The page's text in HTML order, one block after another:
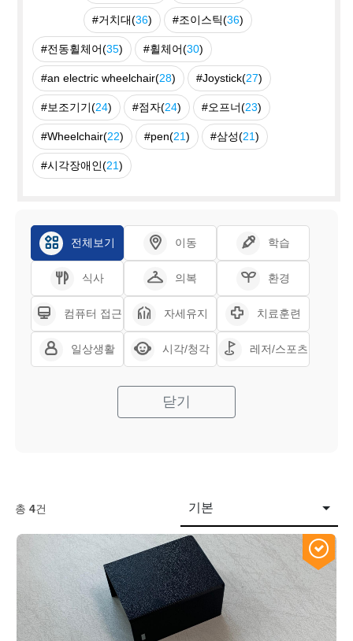
#거치대(36) #조이스틱(36)
#전동휠체어(35) #휠체어(30)
#an electric wheelchair(28) #Joystick(27)
#보조기기(24) #점자(24) #오프너(23)
#Wheelchair(22) #pen(21) #삼성(21)
#시각장애인(21)
전체보기 이동 학습
식사 의복 환경
컴퓨터 접근 자세유지 치료훈련
일상생활 시각/청각 레저/스포츠
닫기
총4건 기본